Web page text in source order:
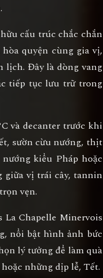
cấu trúc chắc chắn
quyện cùng gia vị,
lịch. Đây là dòng vang
tiếp tục lưu trữ trong
và decanter trước khi
sườn cừu nướng, thịt
kiểu Pháp hoặc
giữa vị trái cây, tannin
vẹn.
La Chapelle Minervois
nổi bật hình ảnh bức
lý tưởng để làm quà
những dịp lễ, Tết.